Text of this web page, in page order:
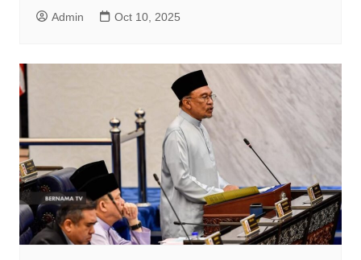
Admin Oct 10, 2025